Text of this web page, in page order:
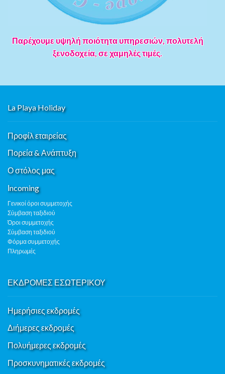
Παρέχουμε υψηλή ποιότητα υπηρεσιών, πολυτελή
ξενοδοχεία, σε χαμηλές τιμές.
La Playa Holiday
Προφίλ εταιρείας
Πορεία & Ανάπτυξη
Ο στόλος μας
Ιncoming
Γενικοί όροι συμμετοχής
Σύμβαση ταξιδιού
Όροι συμμετοχής
Σύμβαση ταξιδιού
Φόρμα συμμετοχής
Πληρωμές
ΕΚΔΡΟΜΕΣ ΕΣΩΤΕΡΙΚΟΥ
Ημερήσιες εκδρομές
Διήμερες εκδρομές
Πολυήμερες εκδρομές
Προσκυνηματικές εκδρομές